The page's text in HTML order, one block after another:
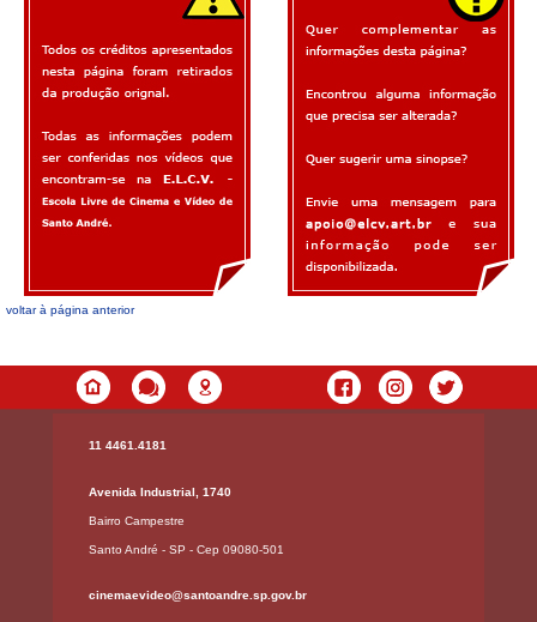
voltar à página anterior
11 4461.4181
Avenida Industrial, 1740
Bairro Campestre
Santo André - SP - Cep 09080-501
cinemaevideo@santoandre.sp.gov.br